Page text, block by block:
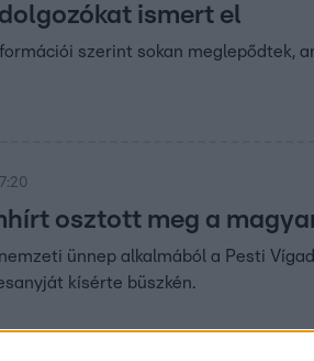
ismert el
szerint sokan meglepődtek,
osztott meg a
ünnep alkalmából a Pesti
kísérte büszkén.